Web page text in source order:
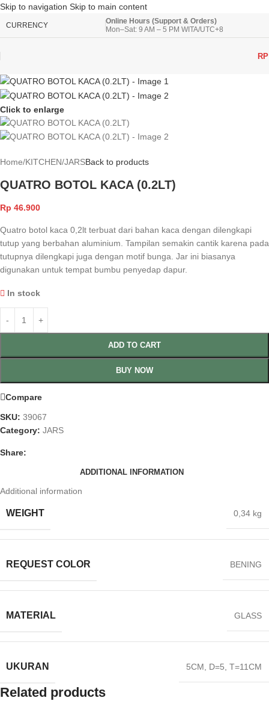
Skip to navigation Skip to main content
CURRENCY
Online Hours (Support & Orders)
Mon–Sat: 9 AM – 5 PM WITA/UTC+8
RP
Click to enlarge
Home/KITCHEN/JARSBack to products
QUATRO BOTOL KACA (0.2LT)
Rp 46.900
Quatro botol kaca 0,2lt terbuat dari bahan kaca dengan dilengkapi
tutup yang berbahan aluminium. Tampilan semakin cantik karena pada
tutupnya dilengkapi juga dengan motif bunga. Jar ini biasanya
digunakan untuk tempat bumbu penyedap dapur.
In stock
ADD TO CART
BUY NOW
Compare
SKU: 39067
Category: JARS
Share:
ADDITIONAL INFORMATION
Additional information
WEIGHT 0,34 kg
REQUEST COLOR BENING
MATERIAL GLASS
UKURAN 5CM D=5 T=11CM
Related products